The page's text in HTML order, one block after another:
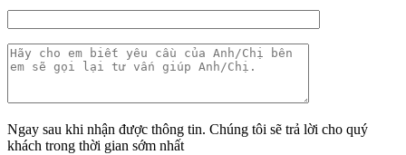
Ngay sau khi nhận được thông tin. Chúng tôi sẽ trả lời cho quý
khách trong thời gian sớm nhất